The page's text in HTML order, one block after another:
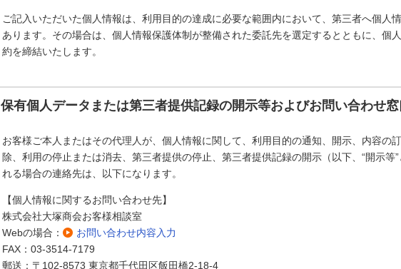
ご記入いただいた個人情報は、利用目的の達成に必要な範囲内において、第三者へ個人
あります。その場合は、個人情報保護体制が整備された委託先を選定するとともに、個
約を締結いたします。
保有個人データまたは第三者提供記録の開示等およびお問い合わせ
お客様ご本人またはその代理人が、個人情報に関して、利用目的の通知、開示、内容の
除、利用の停止または消去、第三者提供の停止、第三者提供記録の開示（以下、“開示等
れる場合の連絡先は、以下になります。
【個人情報に関するお問い合わせ先】
株式会社大塚商会お客様相談室
Webの場合：
お問い合わせ内容入力
FAX：03-3514-7179
郵送：〒102-8573 東京都千代田区飯田橋2-18-4